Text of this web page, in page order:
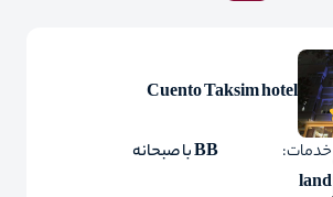
Cuento Taksim hotel
خدمات:
BB با صبحانه
land